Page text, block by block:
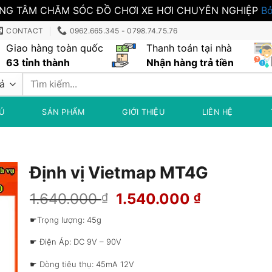
TÂM CHĂM SÓC ĐỒ CHƠI XE HƠI CHUYÊN NGHIỆP
CONTACT 0962.665.345 - 0798.74.75.76
Giao hàng toàn quốc
63 tỉnh thành
Thanh toán tại nhà
Nhận hàng trả tiền
Tìm
SẢN PHẨM GIỚI THIỆU LIÊN HỆ
Định vị Vietmap MT4G
1.640.000₫
Giá
1.640.000 ₫.
1.540.000₫Giá
☛Trọng lượng: 45g
☛ Điện Áp: DC 9V – 90V
☛ Dòng tiêu thụ: 45mA 12V